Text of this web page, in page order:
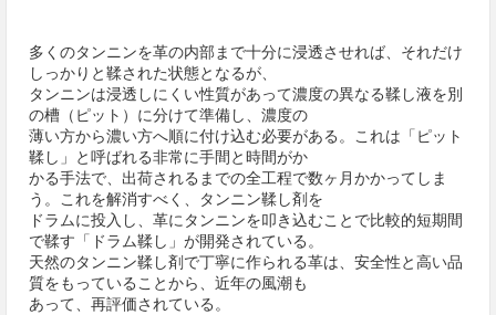
多くのタンニンを革の内部まで十分に浸透させれば、それだけ
しっかりと鞣された状態となるが、
タンニンは浸透しにくい性質があって濃度の異なる鞣し液を別
の槽（ピット）に分けて準備し、濃度の
薄い方から濃い方へ順に付け込む必要がある。これは「ピット
鞣し」と呼ばれる非常に手間と時間がか
かる手法で、出荷されるまでの全工程で数ヶ月かかってしま
う。これを解消すべく、タンニン鞣し剤を
ドラムに投入し、革にタンニンを叩き込むことで比較的短期間
で鞣す「ドラム鞣し」が開発されている。
天然のタンニン鞣し剤で丁寧に作られる革は、安全性と高い品
質をもっていることから、近年の風潮も
あって、再評価されている。